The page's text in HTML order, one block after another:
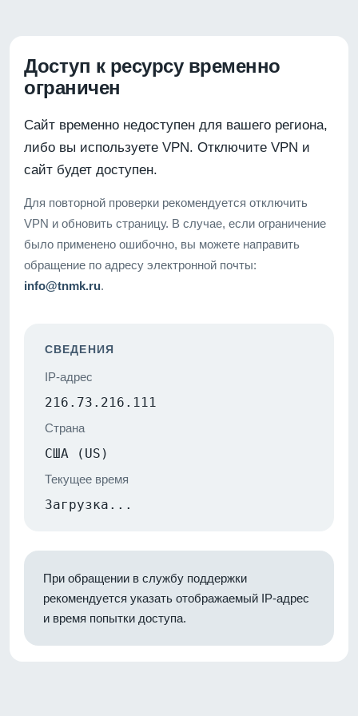
Доступ к ресурсу временно
ограничен
Сайт временно недоступен для вашего региона,
либо вы используете VPN. Отключите VPN и
сайт будет доступен.
Для повторной проверки рекомендуется отключить
VPN и обновить страницу. В случае, если ограничение
было применено ошибочно, вы можете направить
обращение по адресу электронной почты:
info@tnmk.ru.
СВЕДЕНИЯ
IP-адрес
216.73.216.111
Страна
США (US)
Текущее время
Загрузка...
При обращении в службу поддержки
рекомендуется указать отображаемый IP-адрес
и время попытки доступа.